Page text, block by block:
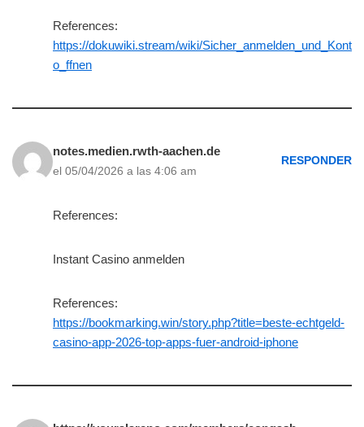
References:
https://dokuwiki.stream/wiki/Sicher_anmelden_und_Kont
o_ffnen
notes.medien.rwth-aachen.de
el 05/04/2026 a las 4:06 am
RESPONDER
References:
Instant Casino anmelden
References:
https://bookmarking.win/story.php?title=beste-echtgeld-
casino-app-2026-top-apps-fuer-android-iphone